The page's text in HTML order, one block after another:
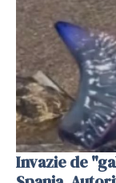
Invazie de